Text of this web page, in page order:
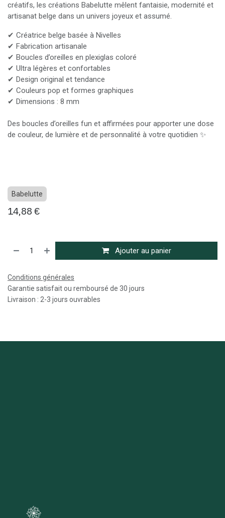
créatifs, les créations Babelutte mêlent fantaisie, modernité et
artisanat belge dans un univers joyeux et assumé.
✔ Créatrice belge basée à Nivelles
✔ Fabrication artisanale
✔ Boucles d’oreilles en plexiglas coloré
✔ Ultra légères et confortables
✔ Design original et tendance
✔ Couleurs pop et formes graphiques
✔ Dimensions : 8 mm
Des boucles d’oreilles fun et affirmées pour apporter une dose
de couleur, de lumière et de personnalité à votre quotidien ✨
Babelutte
14,88 €
Ajouter au panier
Conditions générales
Garantie satisfait ou remboursé de 30 jours
Livraison : 2-3 jours ouvrables